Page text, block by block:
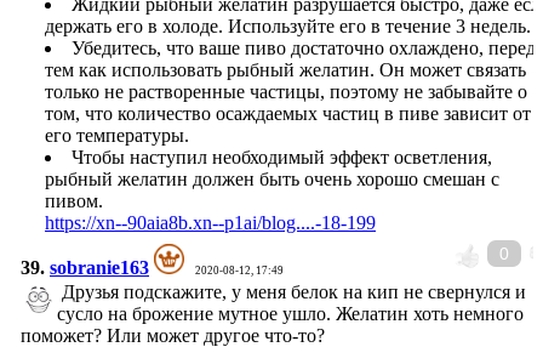
Жидкий рыбный желатин разрушается быстро, даже
держать его в холоде. Используйте его в течение 3 недель.
Убедитесь, что ваше пиво достаточно охлаждено, перед
тем как использовать рыбный желатин. Он может связать
только не растворенные частицы, поэтому не забывайте о
том, что количество осаждаемых частиц в пиве зависит от
его температуры.
Чтобы наступил необходимый эффект осветления,
рыбный желатин должен быть очень хорошо смешан с
пивом.
https://xn--90aia8b.xn--p1ai/blog....-18-199
0
39. sobranie163 2020-08-12, 17:49
Друзья подскажите, у меня белок на кип не свернулся и
сусло на брожение мутное ушло. Желатин хоть немного
поможет? Или может другое что-то?